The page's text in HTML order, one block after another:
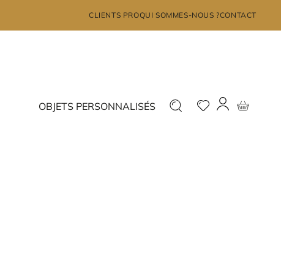
OBJETS PERSONNALISÉS
CLIENTS PROQUI SOMMES-NOUS ?CONTACT
×
Déjà inscrit ? Nouveau ?